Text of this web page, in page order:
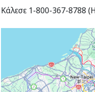
Κάλεσε 1-800-367-8788